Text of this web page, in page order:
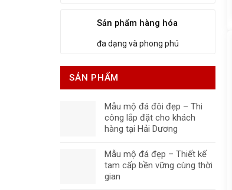
Sản phẩm hàng hóa
đa dạng và phong phú
SẢN PHẨM
Mẫu mộ đá đôi đẹp – Thi
công lắp đặt cho khách
hàng tại Hải Dương
Mẫu mộ đá đẹp – Thiết kế
tam cấp bền vững cùng thời
gian